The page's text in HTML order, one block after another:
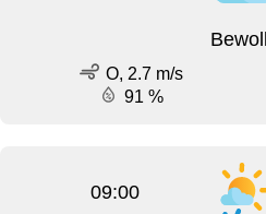
O, 2.7 m/s
91 %
09:00